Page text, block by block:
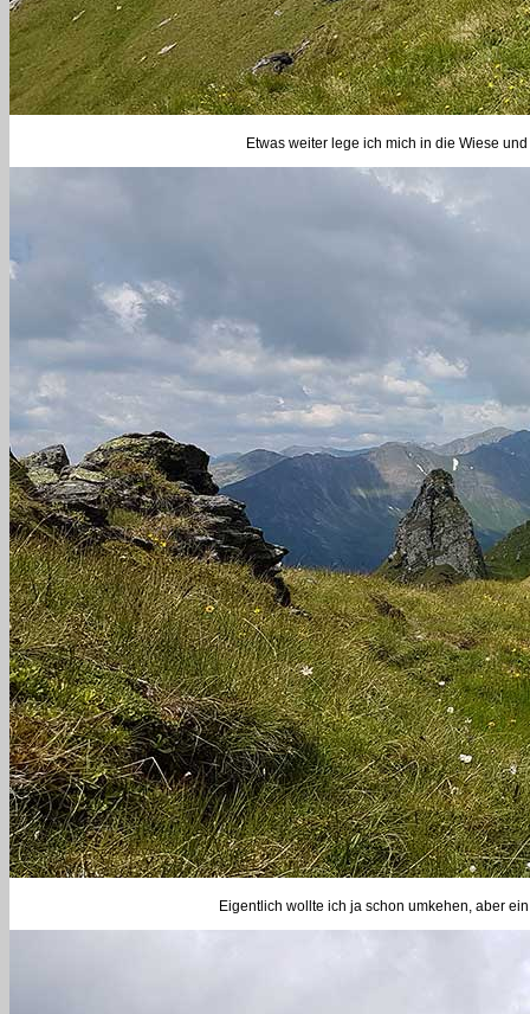
Etwas weiter lege ich mich in die Wiese
Eigentlich wollte ich ja schon umkehen, aber